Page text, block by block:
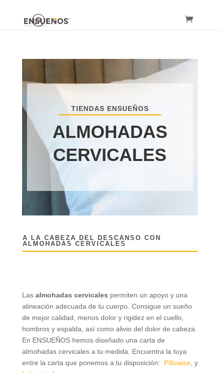
TIENDAS ENSUEÑOS
ALMOHADAS
CERVICALES
A LA CABEZA DEL DESCANSO CON
ALMOHADAS CERVICALES
Las almohadas cervicales permiten un apoyo y una
alineación adecuada de tu cuerpo. Consigue un sueño
de mejor calidad, menos dolor y rigidez en el cuello,
hombros y espalda, así como alivio del dolor de cabeza.
En ENSUEÑOS hemos diseñado una carta de
almohadas cervicales a tu medida. Encuentra la tuya
entre la carta que ponemos a tu disposición: Pillowise, y